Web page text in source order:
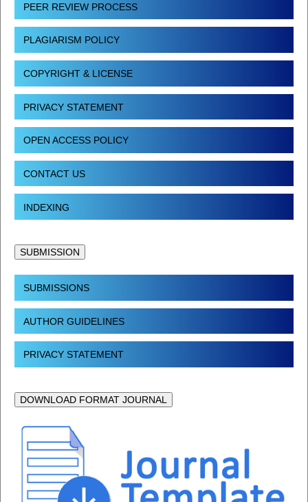
PEER REVIEW PROCESS
PLAGIARISM POLICY
COPYRIGHT & LICENSE
PRIVACY STATEMENT
OPEN ACCESS POLICY
CONTACT US
INDEXING
SUBMISSION
SUBMISSIONS
AUTHOR GUIDELINES
PRIVACY STATEMENT
DOWNLOAD FORMAT JOURNAL